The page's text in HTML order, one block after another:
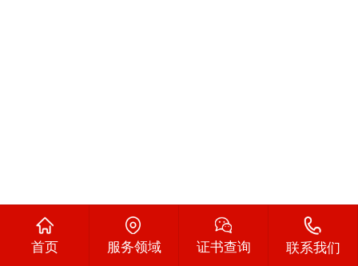
首页 服务领域 证书查询 联系我们